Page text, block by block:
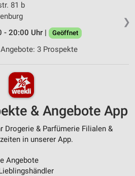
❯
81 b
- 20:00 Uhr |
Geöffnet
3 Prospekte
& Angebote App
Drogerie & Parfümerie Filialen &
in unserer App.
Angebote